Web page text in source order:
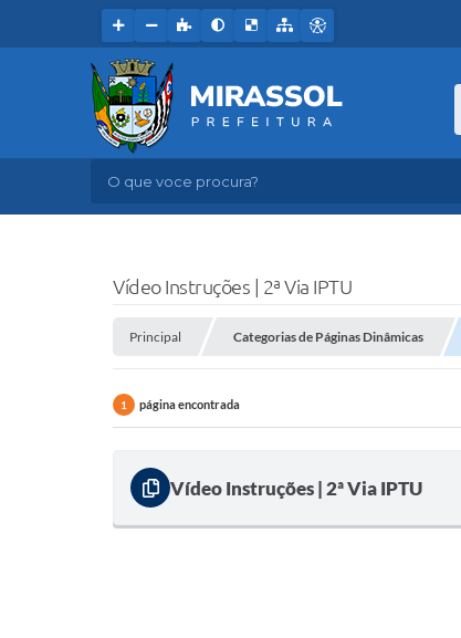
O que voce procura?
Vídeo Instruções | 2ª Via IPTU
Principal Categorias de Páginas Dinâmicas
1 página encontrada
Vídeo Instruções | 2ª Via IPTU